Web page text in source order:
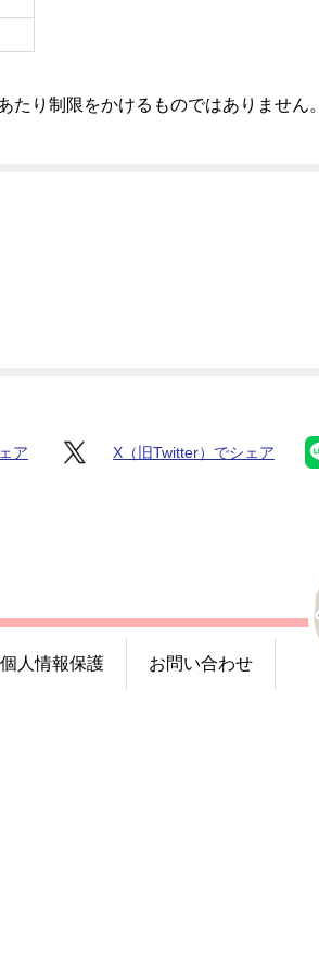
り制限をかけるものではありません。
ア X（旧Twitter）でシェア
個人情報保護 お問い合わせ